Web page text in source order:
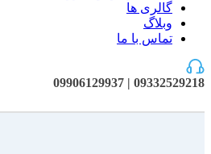
گالری ها
وبلاگ
تماس با ما
09332529218 | 09906129937